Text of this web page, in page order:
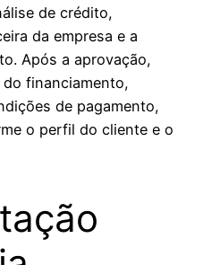
de crédito,
da empresa e a
Após a aprovação,
financiamento,
de pagamento,
o perfil do cliente e o